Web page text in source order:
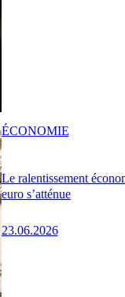
Le ralentissement
euro s’atténue
23.06.2026
ÉCONOMIE